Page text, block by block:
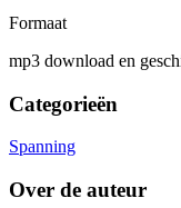
Formaat
mp3 download en
Categorieën
Spanning
Over de auteur